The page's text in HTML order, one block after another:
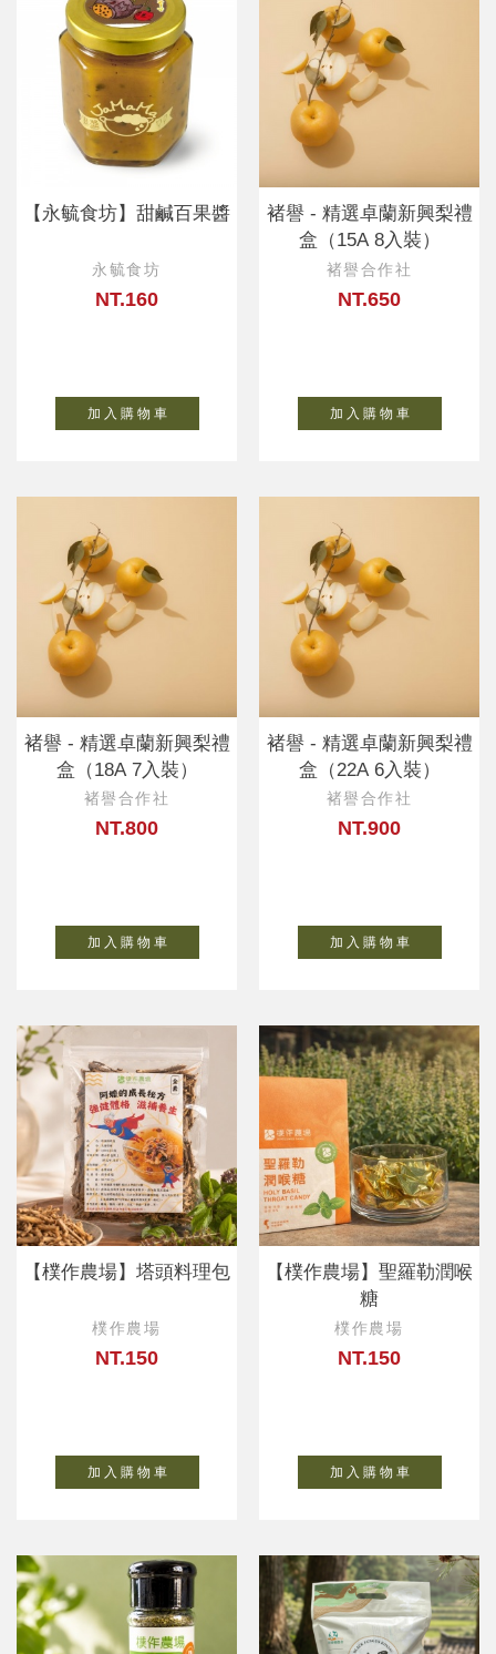
【永毓食坊】甜鹹百果醬
永毓食坊
NT.160
加 入 購 物 車
褚譽 - 精選卓蘭新興梨禮
盒（15A 8入裝）
褚譽合作社
NT.650
加 入 購 物 車
褚譽 - 精選卓蘭新興梨禮
盒（18A 7入裝）
褚譽合作社
NT.800
加 入 購 物 車
褚譽 - 精選卓蘭新興梨禮
盒（22A 6入裝）
褚譽合作社
NT.900
加 入 購 物 車
【樸作農場】塔頭料理包
樸作農場
NT.150
加 入 購 物 車
【樸作農場】聖羅勒潤喉
糖
樸作農場
NT.150
加 入 購 物 車